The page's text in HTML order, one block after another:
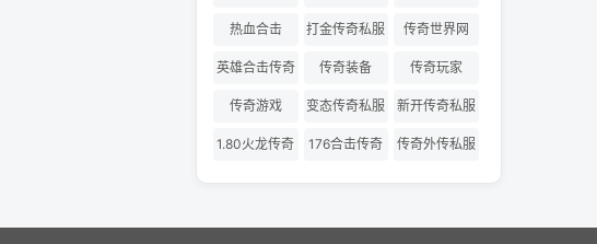
传奇
热血合击 打金传奇私服 传奇世界网
英雄合击传奇 传奇装备 传奇玩家
传奇游戏 变态传奇私服 新开传奇私服
1.80火龙传奇 176合击传奇 传奇外传私服